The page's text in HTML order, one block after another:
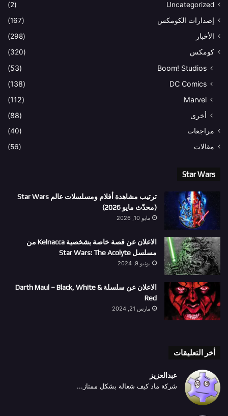
Uncategorized
(2)
إصدارات الكومكس
(167)
الأخبار
(298)
كومكس
(320)
Boom! Studios
(53)
DC Comics
(138)
Marvel
(112)
أخرى
(88)
مراجعات
(40)
مقالات
(56)
Star Wars
ترتيب مشاهدة أفلام ومسلسلات عالم Star Wars
(محدّث مايو 2026)
مايو 10, 2026
الاعلان عن قصة خاصة بشخصية Kelnacca من
مسلسل Star Wars: The Acolyte
يونيو 9, 2024
الاعلان عن سلسلة Darth Maul – Black, White &
Red
مارس 21, 2024
أخر التعليقات
عبدالعزيز
شركة ماد كيف شغالة بشكل ممتاز...